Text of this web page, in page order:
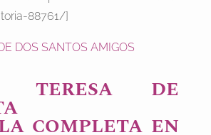
88761/]
DOS SANTOS AMIGOS
TERESA DE
COMPLETA EN